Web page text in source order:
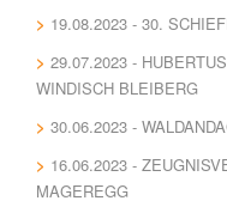
19.08.2023 - 30.
29.07.2023 -
WINDISCH BLEIBERG
30.06.2023 -
16.06.2023 -
MAGEREGG